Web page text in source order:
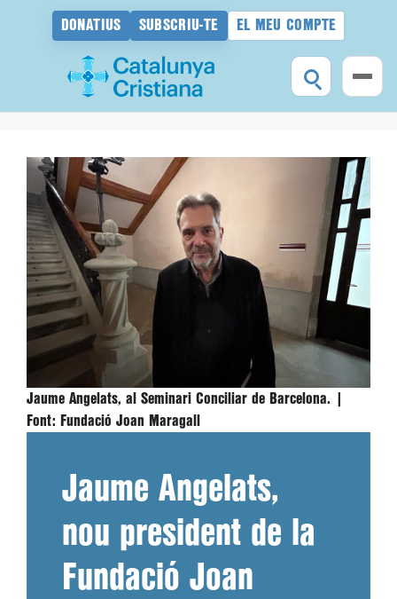
DONATIUS SUBSCRIU-TE EL MEU COMPTE
contingut
Jaume Angelats, al Seminari Conciliar de Barcelona. |
Font: Fundació Joan Maragall
Jaume Angelats,
nou president de la
Fundació Joan